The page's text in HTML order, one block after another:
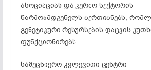
ასოციაციას და კერძო სექტორის
წარმოამდგენელს აერთიანებს,
გენეტიკური რესურსების დაცვის
ფუნქციონირებს.
სამეცნიერო კვლევითი ცენტრი